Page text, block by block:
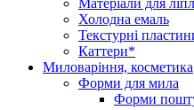
Холодна емаль
Текстурні
Каттери*
Миловаріння, косметика
Форми для мила
Форми